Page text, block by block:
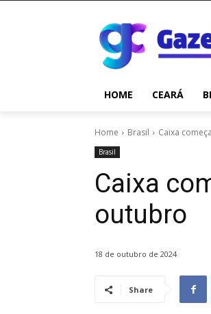
HOME CEARÁ
Home Brasil Caixa
Brasil
Caixa
outubro
18 de outubro de 2024
Share